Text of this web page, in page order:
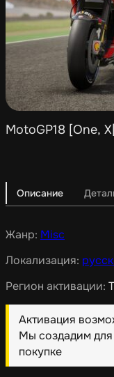
MotoGP18 [One,
Описание
Жанр: Misc
Локализация:
Регион активации:
Активация
Мы создадим для
покупке